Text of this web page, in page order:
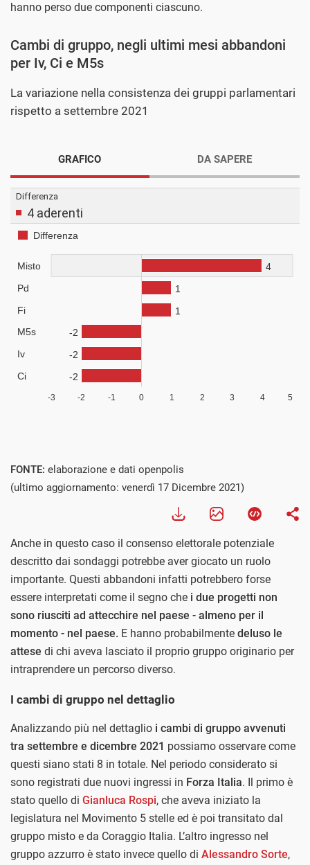
hanno perso due componenti ciascuno.
Cambi di gruppo, negli ultimi mesi abbandoni
per Iv, Ci e M5s
La variazione nella consistenza dei gruppi parlamentari
rispetto a settembre 2021
GRAFICO DA SAPERE
FONTE: elaborazione e dati openpolis
(ultimo aggiornamento: venerdì 17 Dicembre 2021)
Anche in questo caso il consenso elettorale potenziale
descritto dai sondaggi potrebbe aver giocato un ruolo
importante. Questi abbandoni infatti potrebbero forse
essere interpretati come il segno che i due progetti non
sono riusciti ad attecchire nel paese - almeno per il
momento - nel paese. E hanno probabilmente deluso le
attese di chi aveva lasciato il proprio gruppo originario per
intraprendere un percorso diverso.
I cambi di gruppo nel dettaglio
Analizzando più nel dettaglio i cambi di gruppo avvenuti
tra settembre e dicembre 2021 possiamo osservare come
questi siano stati 8 in totale. Nel periodo considerato si
sono registrati due nuovi ingressi in Forza Italia. Il primo è
stato quello di Gianluca Rospi, che aveva iniziato la
legislatura nel Movimento 5 stelle ed è poi transitato dal
gruppo misto e da Coraggio Italia. L’altro ingresso nel
gruppo azzurro è stato invece quello di Alessandro Sorte,